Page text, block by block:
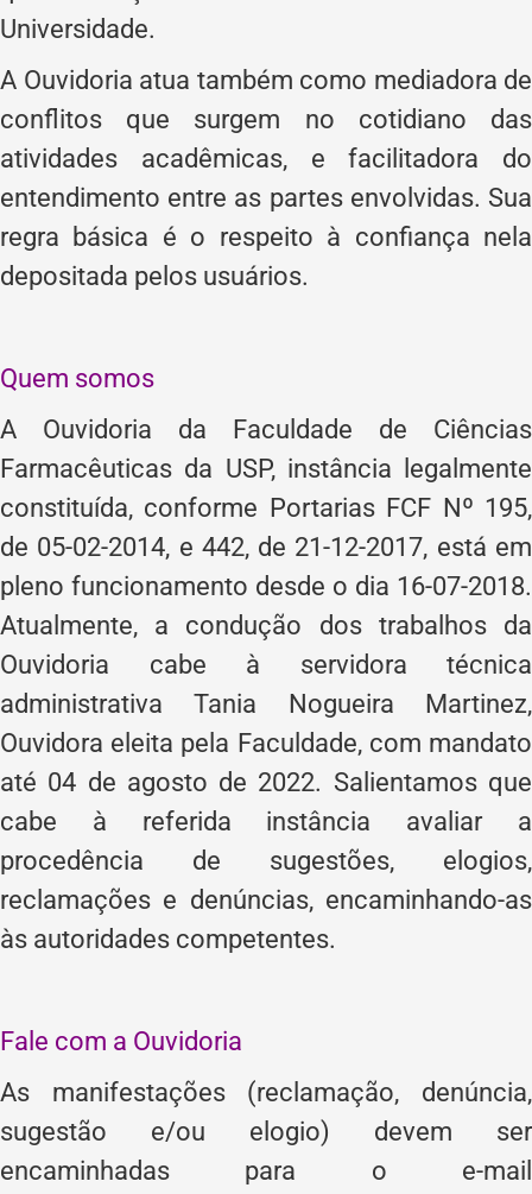
Universidade.
A Ouvidoria atua também como mediadora de
conflitos que surgem no cotidiano das
atividades acadêmicas, e facilitadora do
entendimento entre as partes envolvidas. Sua
regra básica é o respeito à confiança nela
depositada pelos usuários.
Quem somos
A Ouvidoria da Faculdade de Ciências
Farmacêuticas da USP, instância legalmente
constituída, conforme Portarias FCF Nº 195,
de 05-02-2014, e 442, de 21-12-2017, está em
pleno funcionamento desde o dia 16-07-2018.
Atualmente, a condução dos trabalhos da
Ouvidoria cabe à servidora técnica
administrativa Tania Nogueira Martinez,
Ouvidora eleita pela Faculdade, com mandato
até 04 de agosto de 2022. Salientamos que
cabe à referida instância avaliar a
procedência de sugestões, elogios,
reclamações e denúncias, encaminhando-as
às autoridades competentes.
Fale com a Ouvidoria
As manifestações (reclamação, denúncia,
sugestão e/ou elogio) devem ser
encaminhadas para o e-mail